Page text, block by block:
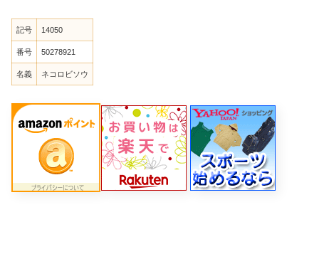
記号 14050
番号 50278921
名義 ネコロビソウ